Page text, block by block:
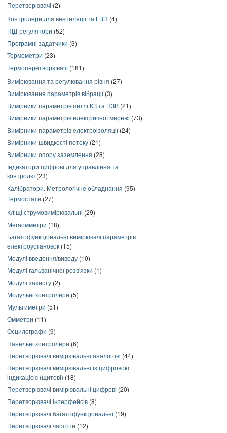
Перетворювачі (2)
Контролери для вентиляції та ГВП (4)
ПІД-регулятори (52)
Програмні задатчики (3)
Термометри (23)
Термоперетворювачі (181)
Вимірювання та регулювання рівня (27)
Вимірювання параметрів вібрації(3)
Вимірники параметрів петлі КЗ та ПЗВ (21)
Вимірники параметрів електричної мережі (73)
Вимірники параметрів електроізоляції(24)
Вимірники швидкості потоку (21)
Вимірники опору заземлення (28)
Індикатори цифрові для управління та
контролю (23)
Калібратори. Метрологічне обладнання (95)
Термостати (27)
Кліщі струмовимірювальні (29)
Мегаомметри (18)
Багатофункціональні вимірювачі параметрів
електроустановок (15)
Модулі введення/виводу (10)
Модулі гальванічної розв'язки (1)
Модулі захисту (2)
Модульні контролери (5)
Мультиметри (51)
Омметри (11)
Осцилографи (9)
Панельні контролери (6)
Перетворювачі вимірювальні аналогові (44)
Перетворювачі вимірювальні із цифровою
індикацією (щитові) (18)
Перетворювачі вимірювальні цифрові (20)
Перетворювачі інтерфейсів (8)
Перетворювачі багатофункціональні (19)
Перетворювачі частоти (12)